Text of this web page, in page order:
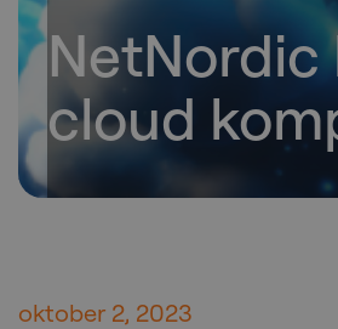
cloud
oktober 2, 2023